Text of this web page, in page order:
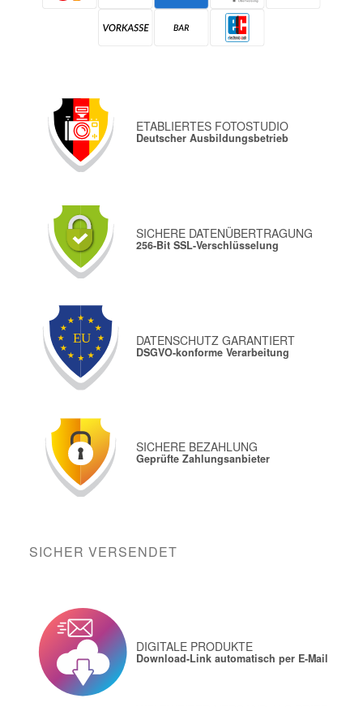
ETABLIERTES FOTOSTUDIO
Deutscher Ausbildungsbetrieb
SICHERE DATENÜBERTRAGUNG
256-Bit SSL-Verschlüsselung
DATENSCHUTZ GARANTIERT
DSGVO-konforme Verarbeitung
SICHERE BEZAHLUNG
Geprüfte Zahlungsanbieter
SICHER VERSENDET
DIGITALE PRODUKTE
Download-Link automatisch per E-Mail